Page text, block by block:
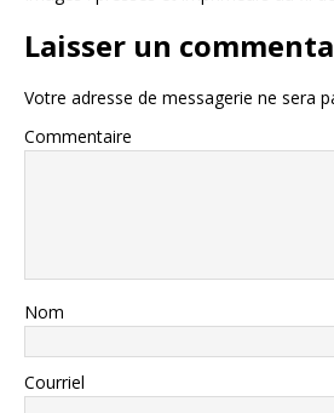
Laisser un
Votre adresse de messagerie ne sera
Commentaire
Nom
Courriel